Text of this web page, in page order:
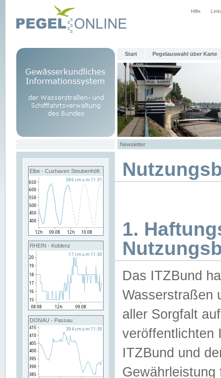
Hilfe
Start Pegelauswahl über Karte
Newsletter
Elbe - Cuxhaven Steubenhöft
RHEIN - Koblenz
DONAU - Passau
1.
Das ITZBund
Wasserstraßen
aller Sorgfalt
veröffentlichten
ITZBund und